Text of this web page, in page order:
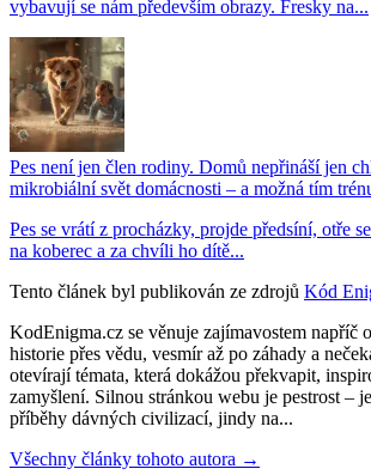
vybavují se nám především obrazy. Fresky na...
Pes není jen člen rodiny. Domů nepřináší jen
mikrobiální svět domácnosti – a možná tím
Pes se vrátí z procházky, projde předsíní, otře
na koberec a za chvíli ho dítě...
Tento článek byl publikován ze zdrojů Kód
KodEnigma.cz se věnuje zajímavostem napříč
historie přes vědu, vesmír až po záhady a
otevírají témata, která dokážou překvapit,
zamyšlení. Silnou stránkou webu je pestrost –
příběhy dávných civilizací, jindy na...
Všechny články tohoto autora →